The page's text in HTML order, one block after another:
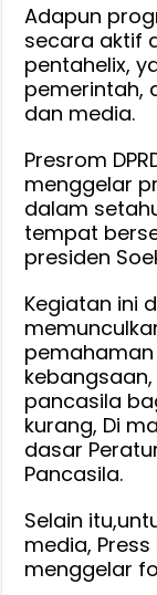
Adapun
secara aktif
pentahelix,
pemerintah,
dan media.
Presrom
menggelar
dalam
tempat
presiden
Kegiatan ini
pancasila
kurang, Di
dasar
Pancasila.
Selain
media, Press
menggelar